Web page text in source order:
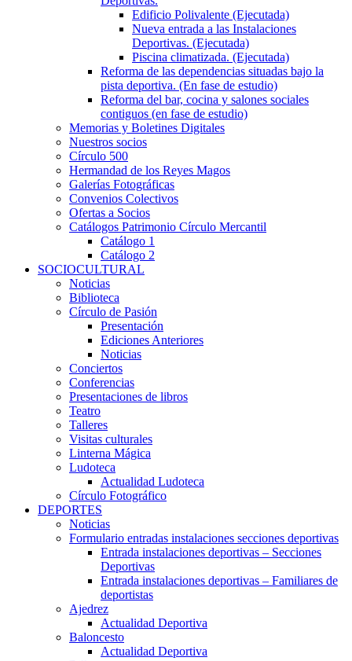
Edificio Polivalente (Ejecutada)
Nueva entrada a las Instalaciones
Deportivas. (Ejecutada)
Piscina climatizada. (Ejecutada)
Reforma de las dependencias situadas bajo la
pista deportiva. (En fase de estudio)
Reforma del bar, cocina y salones sociales
contiguos (en fase de estudio)
Memorias y Boletines Digitales
Nuestros socios
Círculo 500
Hermandad de los Reyes Magos
Galerías Fotográficas
Convenios Colectivos
Ofertas a Socios
Catálogos Patrimonio Círculo Mercantil
Catálogo 1
Catálogo 2
SOCIOCULTURAL
Noticias
Biblioteca
Círculo de Pasión
Presentación
Ediciones Anteriores
Noticias
Conciertos
Conferencias
Presentaciones de libros
Teatro
Talleres
Visitas culturales
Linterna Mágica
Ludoteca
Actualidad Ludoteca
Círculo Fotográfico
DEPORTES
Noticias
Formulario entradas instalaciones secciones deportivas
Entrada instalaciones deportivas – Secciones
Deportivas
Entrada instalaciones deportivas – Familiares de
deportistas
Ajedrez
Actualidad Deportiva
Baloncesto
Actualidad Deportiva